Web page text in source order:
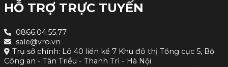
HỖ TRỢ TRỰC TUYẾN
0866.04.55.77
sale@vro.vn
Trụ sở chính: Lô 40 liền kề 7 Khu đô thị Tổng cục 5, Bộ
Công an - Tân Triều - Thanh Trì - Hà Nội